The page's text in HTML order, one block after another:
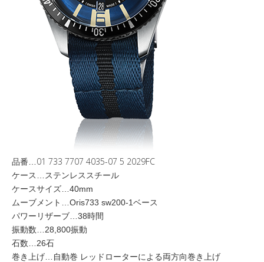
品番… 01 733 7707 4035-07 5 2029FC
ケース…ステンレススチール
ケースサイズ…40mm
ムーブメント…Oris733 sw200-1ベース
パワーリザーブ…38時間
振動数…28,800振動
石数…26石
巻き上げ…自動巻 レッドローターによる両方向巻き上げ